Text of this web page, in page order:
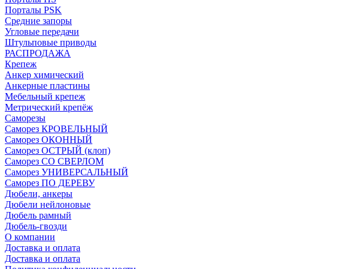
Порталы PSK
Средние запоры
Угловые передачи
Штульповые приводы
РАСПРОДАЖА
Крепеж
Анкер химический
Анкерные пластины
Мебельный крепеж
Метрический крепёж
Саморезы
Саморез КРОВЕЛЬНЫЙ
Саморез ОКОННЫЙ
Саморез ОСТРЫЙ (клоп)
Саморез СО СВЕРЛОМ
Саморез УНИВЕРСАЛЬНЫЙ
Саморез ПО ДЕРЕВУ
Дюбели, анкеры
Дюбели нейлоновые
Дюбель рамный
Дюбель-гвозди
О компании
Доставка и оплата
Доставка и оплата